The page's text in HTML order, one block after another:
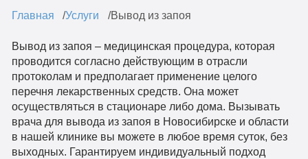
Главная Услуги Вывод из запоя
Вывод из запоя – медицинская процедура, которая
проводится согласно действующим в отрасли
протоколам и предполагает применение целого
перечня лекарственных средств. Она может
осуществляться в стационаре либо дома. Вызывать
врача для вывода из запоя в Новосибирске и области
в нашей клинике вы можете в любое время суток, без
выходных. Гарантируем индивидуальный подход